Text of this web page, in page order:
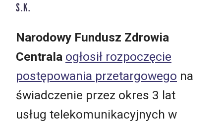
S.K.
Narodowy Fundusz Zdrowia
Centrala ogłosił rozpoczęcie
postępowania przetargowego na
świadczenie przez okres 3 lat
usług telekomunikacyjnych w